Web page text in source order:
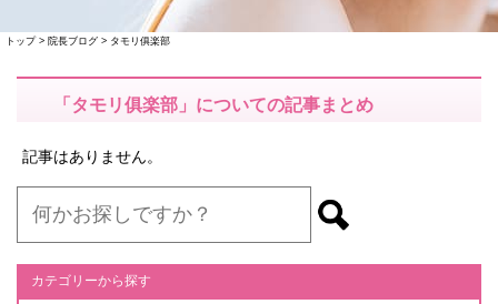
トップ > 院長ブログ > タモリ俱楽部
「タモリ俱楽部」についての記事まとめ
記事はありません。
カテゴリーから探す